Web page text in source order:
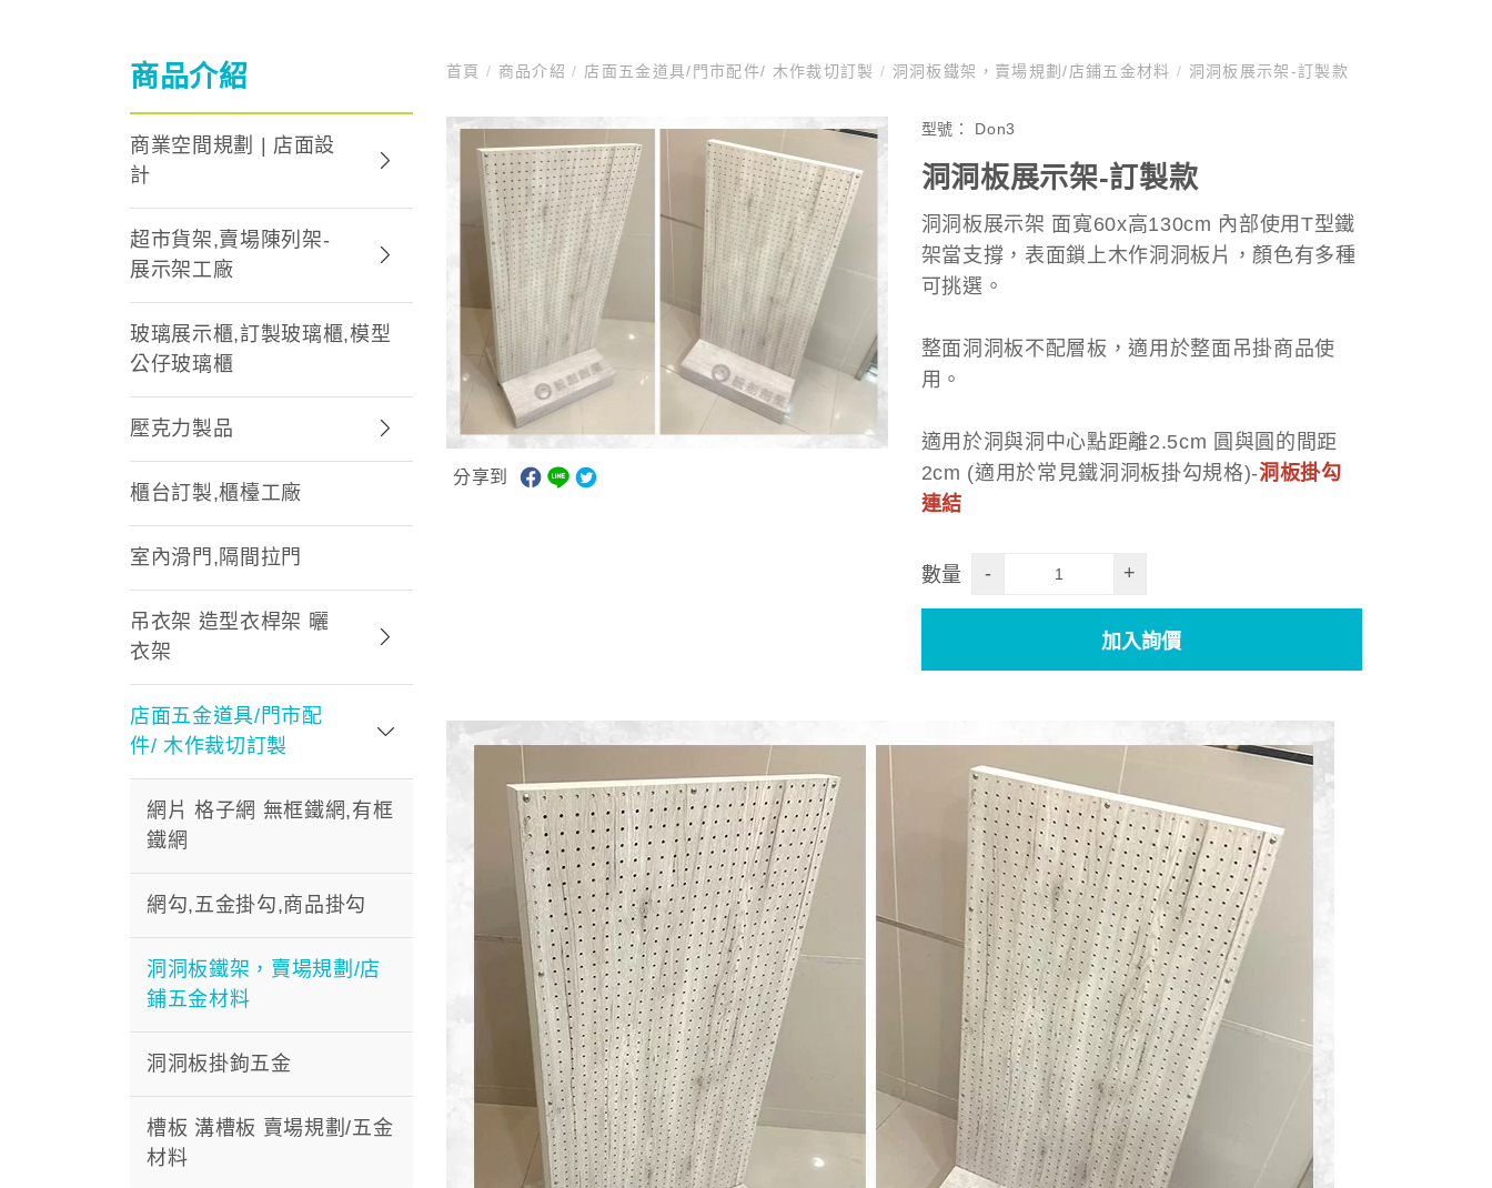
商品介紹
商業空間規劃 | 店面設
計
超市貨架,賣場陳列架-
展示架工廠
玻璃展示櫃,訂製玻璃櫃,模型
公仔玻璃櫃
壓克力製品
櫃台訂製,櫃檯工廠
室內滑門,隔間拉門
吊衣架 造型衣桿架 曬
衣架
店面五金道具/門市配
件/ 木作裁切訂製
網片 格子網 無框鐵網,有框
鐵網
網勾,五金掛勾,商品掛勾
洞洞板鐵架，賣場規劃/店
鋪五金材料
洞洞板掛鉤五金
槽板 溝槽板 賣場規劃/五金
材料
首頁/ 商品介紹/ 店面五金道具/門市配件/ 木作裁切訂製/ 洞洞板鐵架，賣場規劃/店鋪五金材料 / 洞洞板展示架-訂製款
分享到
型號： Don3
洞洞板展示架-訂製款
洞洞板展示架 面寬60x高130cm 內部使用T型鐵
架當支撐，表面鎖上木作洞洞板片，顏色有多種
可挑選。
整面洞洞板不配層板，適用於整面吊掛商品使
用。
適用於洞與洞中心點距離2.5cm 圓與圓的間距
2cm (適用於常見鐵洞洞板掛勾規格)-洞板掛勾
連結
數量 - +
加入詢價